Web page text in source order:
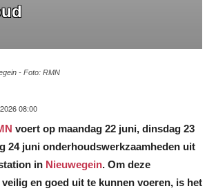
- Foto: RMN
08:00
voert op maandag 22 juni, dinsdag 23
24 juni onderhoudswerkzaamheden uit
in Nieuwegein. Om deze
en goed uit te kunnen voeren, is het